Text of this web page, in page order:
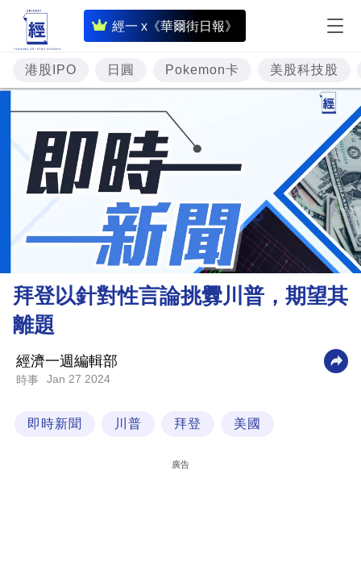
經一 x《華爾街日報》
即
時
財
經
專
題
投
資
樓
市
財
業
科
港股IPO 日圓 Pokemon卡 美股科技股
拜登以針對性言論挑釁川普，期望其
離題
經濟一週編輯部
時事 Jan 27 2024
即時新聞 川普 拜登 美國
廣告